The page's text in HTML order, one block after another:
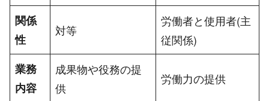
関係
性
対等
労働者と使用者(主
従関係)
業務
内容
成果物や役務の提
供
労働力の提供